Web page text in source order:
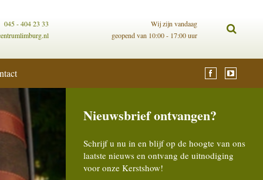
Wij zijn vandaag
geopend van 10:00 - 17:00 uur
045 - 404 23 33
Nieuwsbrief ontvangen?
Schrijf u nu in en blijf op de hoogte van ons
laatste nieuws en ontvang de uitnodiging
voor onze Kerstshow!